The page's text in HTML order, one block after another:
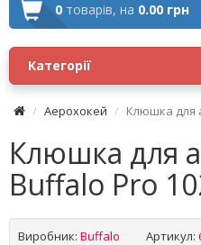
0 товарів, на 0.00 грн
Категорії
Аерохокей Клюшка для
Клюшка для
Buffalo Pro
Виробник: Buffalo Артикул: